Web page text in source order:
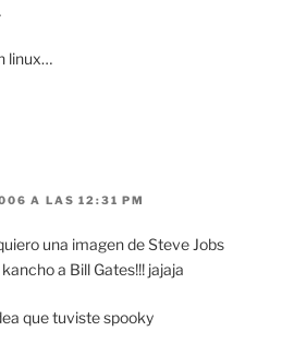
linux…
A LAS 12:31 PM
una imagen de Steve Jobs
a Bill Gates!!! jajaja
que tuviste spooky